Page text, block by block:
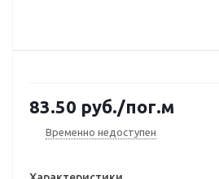
83.50 руб./пог.м
Временно недоступен